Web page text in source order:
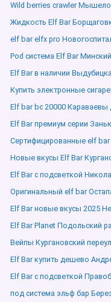
Wild berries crawler
Жидкость Elf Bar
elf bar elfx pro
Pod система Elf Bar
Elf Bar в наличии
Купить электронные
Elf bar bc 20000 Караваевы
Elf Bar премиум серии
Сертифицированные elf
Новые вкусы Elf Bar
Elf Bar с подсветкой
Оригинальный elf bar
Elf Bar новые вкусы 2025
Elf Bar Planet Подольский
Вейпы Кургановский
Elf Bar купить дешево
Elf Bar с подсветкой
под система эльф бар